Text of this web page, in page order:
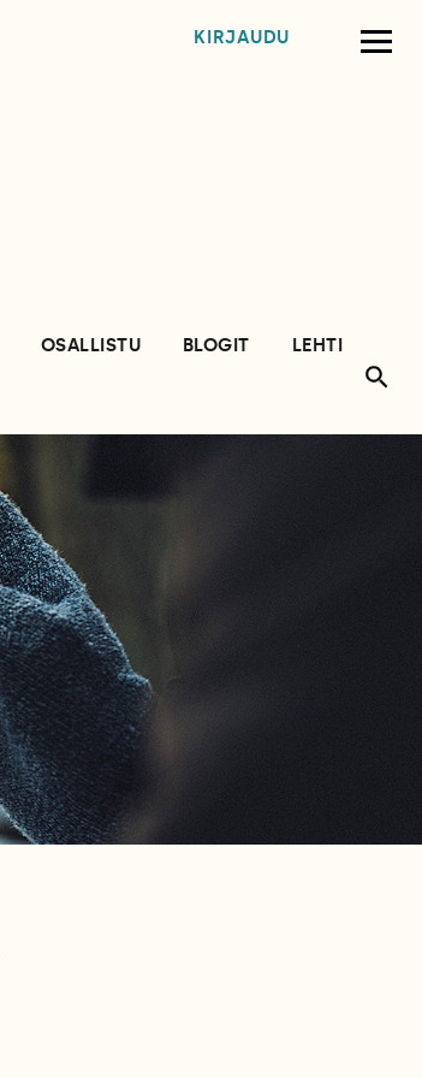
KIRJAUDU
OSALLISTU BLOGIT
LEHTI